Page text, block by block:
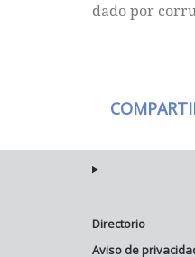
dado por
Directorio
Aviso de